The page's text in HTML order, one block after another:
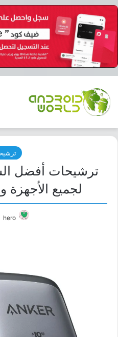
ترشيحات أفضل
لجميع الأجهزة
hero